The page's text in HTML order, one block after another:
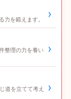
力を鍛えます。 ›
整理の力を養い
›
道を立てて考え
›